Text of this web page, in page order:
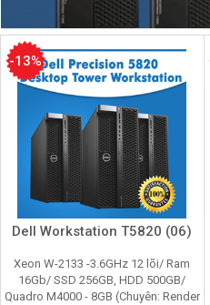
Dell Workstation T5820 (06)
Xeon W-2133 -3.6GHz 12 lõi/ Ram
16Gb/ SSD 256GB, HDD 500GB/
Quadro M4000 - 8GB (Chuyên: Render
-13%